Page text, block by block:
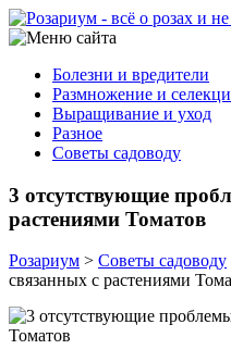
Болезни и вредители
Размножение и
Выращивание и уход
Разное
Советы садоводу
3 отсутствующие
растениями Томатов
Розариум > Советы садоводу
связанных с растениями